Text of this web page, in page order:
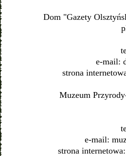
Dom "Gazety
e-mail:
strona
Muzeum
e-mail:
strona internetowa: